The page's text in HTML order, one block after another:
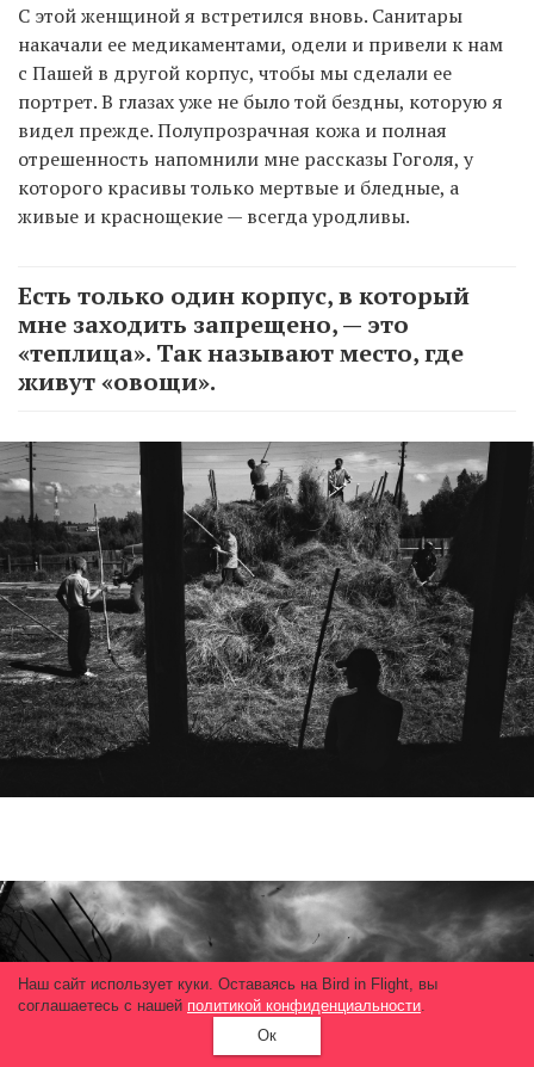
С этой женщиной я встретился вновь. Санитары
накачали ее медикаментами, одели и привели к нам
с Пашей в другой корпус, чтобы мы сделали ее
портрет. В глазах уже не было той бездны, которую я
видел прежде. Полупрозрачная кожа и полная
отрешенность напомнили мне рассказы Гоголя, у
которого красивы только мертвые и бледные, а
живые и краснощекие — всегда уродливы.
Есть только один корпус, в который
мне заходить запрещено, — это
«теплица». Так называют место, где
живут «овощи».
Наш сайт использует куки. Оставаясь на Bird in Flight, вы
соглашаетесь с нашей политикой конфиденциальности.
Ок